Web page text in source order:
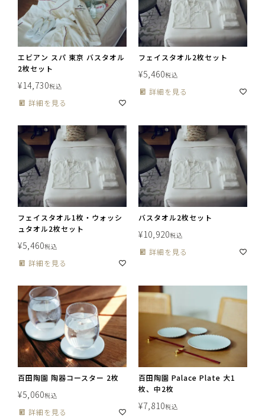
エビアン スパ 東京 バスタオル
2枚セット
¥14,730税込
詳細を見る
フェイスタオル2枚セット
¥5,460税込
詳細を見る
フェイスタオル1枚・ウォッシ
ュタオル2枚セット
¥5,460税込
詳細を見る
バスタオル2枚セット
¥10,920税込
詳細を見る
百田陶園 陶器コースター 2枚
¥5,060税込
詳細を見る
百田陶園 Palace Plate 大1
枚、中2枚
¥7,810税込